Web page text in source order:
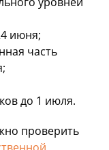
июня;
часть
до 1 июля.
проверить